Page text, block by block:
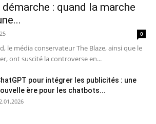
: quand la marche
0
le média conservateur The Blaze, ainsi que le
ont suscité la controverse en...
pour intégrer les publicités : une
ère pour les chatbots...